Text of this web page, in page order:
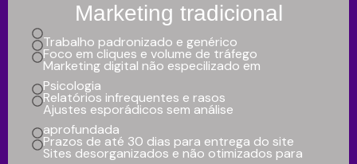
Marketing tradicional
Trabalho padronizado e genérico
Foco em cliques e volume de tráfego
Marketing digital não especilizado em
Psicologia
Relatórios infrequentes e rasos
Ajustes esporádicos sem análise
aprofundada
Prazos de até 30 dias para entrega do site
Sites desorganizados e não otimizados para